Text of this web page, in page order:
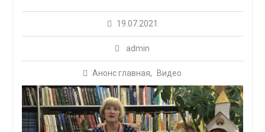
19.07.2021
admin
Анонс главная, Видео